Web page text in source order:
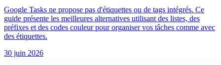
Google Tasks ne propose pas d'étiquettes ou de tags intégrés. Ce
guide présente les meilleures alternatives utilisant des listes, des
préfixes et des codes couleur pour organiser vos tâches comme avec
des étiquettes.
30 juin 2026